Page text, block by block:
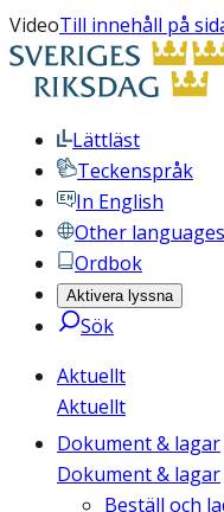
VideoTill innehåll på
Lättläst
Teckenspråk
In English
Other languages
Ordbok
Aktivera lyssna
Sök
Aktuellt
Aktuellt
Dokument & lagar
Dokument & lagar
Beställ och